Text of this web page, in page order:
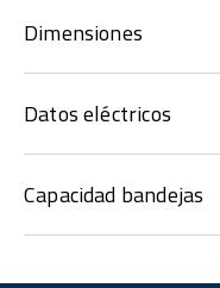
Dimensiones
Datos eléctricos
Capacidad bandejas